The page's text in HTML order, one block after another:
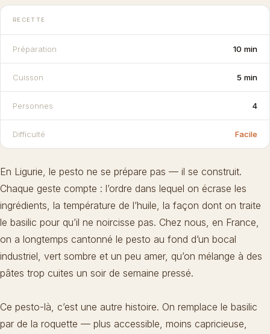
RECETTE
Préparation 10 min
Cuisson 5 min
Personnes 4
Difficulté Facile
En Ligurie, le pesto ne se prépare pas — il se construit.
Chaque geste compte : l’ordre dans lequel on écrase les
ingrédients, la température de l’huile, la façon dont on traite
le basilic pour qu’il ne noircisse pas. Chez nous, en France,
on a longtemps cantonné le pesto au fond d’un bocal
industriel, vert sombre et un peu amer, qu’on mélange à des
pâtes trop cuites un soir de semaine pressé.
Ce pesto-là, c’est une autre histoire. On remplace le basilic
par de la roquette — plus accessible, moins capricieuse,